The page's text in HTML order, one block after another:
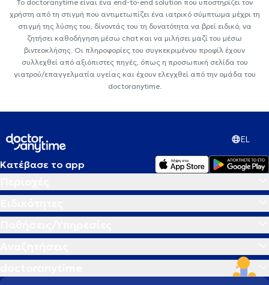
Το doctoranytime είναι ένα end-to-end solution που υποστηρίζει τον
χρήστη από τη στιγμή που αντιμετωπίζει ένα ιατρικό σύμπτωμα μέχρι τη
στιγμή της λύσης του, δίνοντάς του τη δυνατότητα να βρεί ειδικό, να
ζητήσει καθοδήγηση μέσω chat και να μιλήσει μαζί του μέσω
βιντεοκλήσης. Οι πληροφορίες του συγκεκριμένου προφίλ έχουν
συλλεχθεί από αξιόπιστες πηγές, όπως η προσωπική σελίδα του
γιατρού/επαγγελματία υγείας και έχουν ελεγχθεί από την ομάδα του
doctoranytime.
EL
Κατέβασε το app